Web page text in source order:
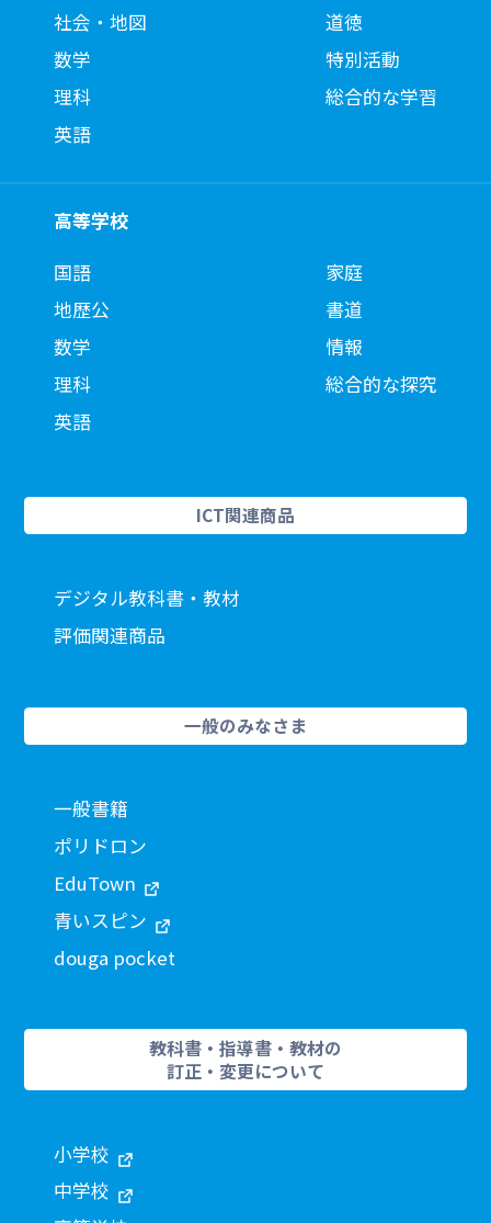
社会・地図
数学
理科
英語
道徳
特別活動
総合的な学習
高等学校
国語
地歴公
数学
理科
英語
家庭
書道
情報
総合的な探究
ICT関連商品
デジタル教科書・教材
評価関連商品
一般のみなさま
一般書籍
ポリドロン
EduTown
青いスピン
douga pocket
教科書・指導書・教材の
訂正・変更について
小学校
中学校